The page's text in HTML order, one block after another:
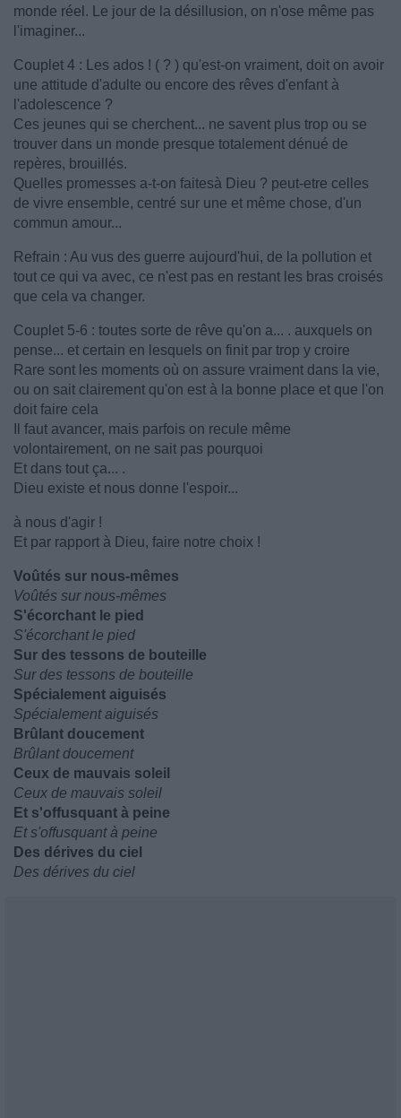
monde réel. Le jour de la désillusion, on n'ose même pas
l'imaginer...
Couplet 4 : Les ados ! ( ? ) qu'est-on vraiment, doit on avoir
une attitude d'adulte ou encore des rêves d'enfant à
l'adolescence ?
Ces jeunes qui se cherchent... ne savent plus trop ou se
trouver dans un monde presque totalement dénué de
repères, brouillés.
Quelles promesses a-t-on faitesà Dieu ? peut-etre celles
de vivre ensemble, centré sur une et même chose, d'un
commun amour...
Refrain : Au vus des guerre aujourd'hui, de la pollution et
tout ce qui va avec, ce n'est pas en restant les bras croisés
que cela va changer.
Couplet 5-6 : toutes sorte de rêve qu'on a... . auxquels on
pense... et certain en lesquels on finit par trop y croire
Rare sont les moments où on assure vraiment dans la vie,
ou on sait clairement qu'on est à la bonne place et que l'on
doit faire cela
Il faut avancer, mais parfois on recule même
volontairement, on ne sait pas pourquoi
Et dans tout ça... .
Dieu existe et nous donne l'espoir...
à nous d'agir !
Et par rapport à Dieu, faire notre choix !
Voûtés sur nous-mêmes
Voûtés sur nous-mêmes
S'écorchant le pied
S'écorchant le pied
Sur des tessons de bouteille
Sur des tessons de bouteille
Spécialement aiguisés
Spécialement aiguisés
Brûlant doucement
Brûlant doucement
Ceux de mauvais soleil
Ceux de mauvais soleil
Et s'offusquant à peine
Et s'offusquant à peine
Des dérives du ciel
Des dérives du ciel